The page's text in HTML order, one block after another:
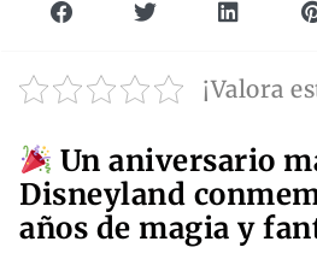
¡Valora
Un aniversario
Disneyland
años de magia y